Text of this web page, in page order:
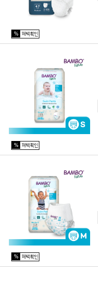
% 혜택확인
% 혜택확인
% 혜택확인